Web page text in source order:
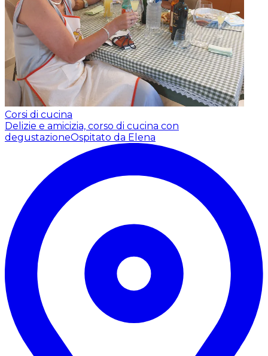
Corsi di cucina
Delizie e amicizia, corso di cucina con
degustazioneOspitato da Elena